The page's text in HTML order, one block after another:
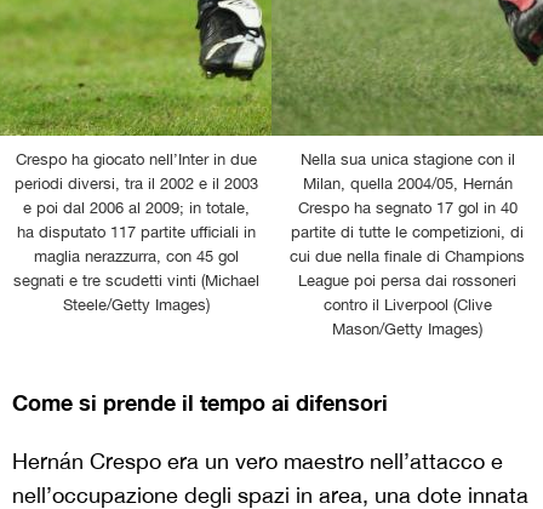
Crespo ha giocato nell’Inter in due
periodi diversi, tra il 2002 e il 2003
e poi dal 2006 al 2009; in totale,
ha disputato 117 partite ufficiali in
maglia nerazzurra, con 45 gol
segnati e tre scudetti vinti (Michael
Steele/Getty Images)
Nella sua unica stagione con il
Milan, quella 2004/05, Hernán
Crespo ha segnato 17 gol in 40
partite di tutte le competizioni, di
cui due nella finale di Champions
League poi persa dai rossoneri
contro il Liverpool (Clive
Mason/Getty Images)
Come si prende il tempo ai difensori
Hernán Crespo era un vero maestro nell’attacco e
nell’occupazione degli spazi in area, una dote innata